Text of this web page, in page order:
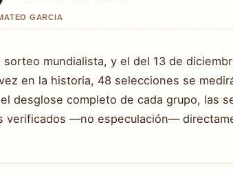
GARCIA
mundialista, y el del 13 de
en la historia, 48 selecciones se
desglose completo de cada grupo, las
verificados —no especulación—